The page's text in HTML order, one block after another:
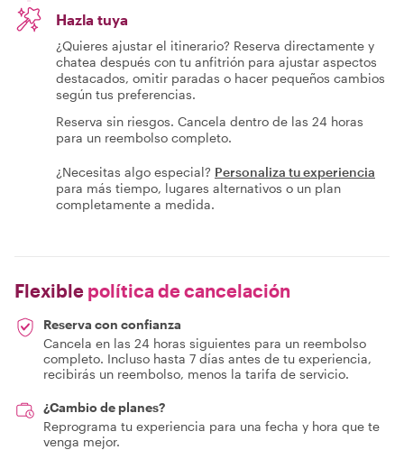
Hazla tuya
¿Quieres ajustar el itinerario? Reserva directamente y
chatea después con tu anfitrión para ajustar aspectos
destacados, omitir paradas o hacer pequeños cambios
según tus preferencias.
Reserva sin riesgos. Cancela dentro de las 24 horas
para un reembolso completo.
¿Necesitas algo especial? Personaliza tu experiencia
para más tiempo, lugares alternativos o un plan
completamente a medida.
Flexible política de cancelación
Reserva con confianza
Cancela en las 24 horas siguientes para un reembolso
completo. Incluso hasta 7 días antes de tu experiencia,
recibirás un reembolso, menos la tarifa de servicio.
¿Cambio de planes?
Reprograma tu experiencia para una fecha y hora que te
venga mejor.